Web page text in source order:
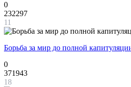
0
232297
11
Борьба за мир до полной
0
371943
18